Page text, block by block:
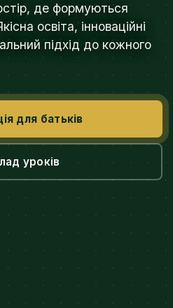
де формуються
освіта, інноваційні
підхід до кожного
для батьків
уроків